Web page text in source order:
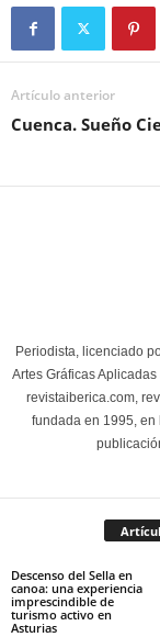
Artículo anterior
Cuenca. Sueño
Periodista, licenciado
Artes Gráficas
revistaiberica.com,
fundada en 1995, en
Descenso del Sella en
canoa: una experiencia
imprescindible de
turismo activo en
Asturias